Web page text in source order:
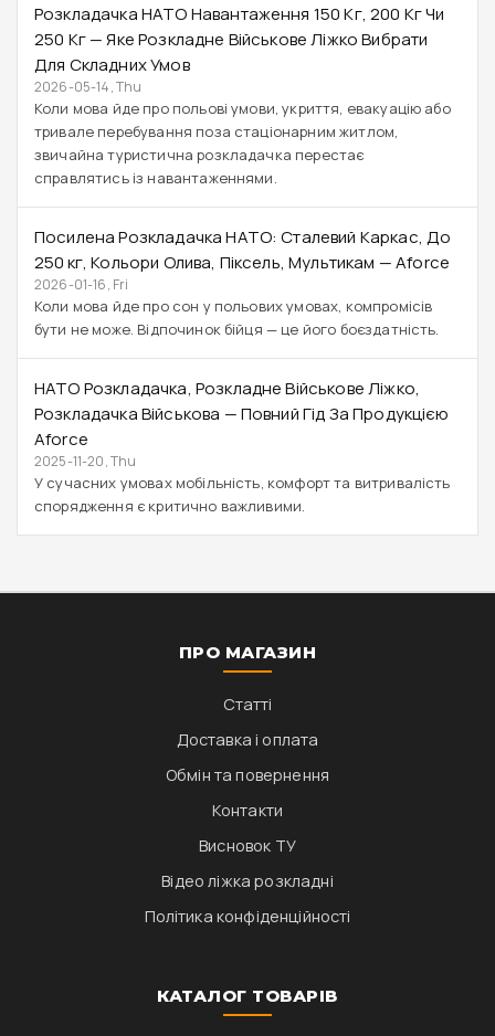
Розкладачка НАТО Навантаження 150 Кг, 200 Кг Чи
250 Кг — Яке Розкладне Військове Ліжко Вибрати
Для Складних Умов
2026-05-14, Thu
Коли мова йде про польові умови, укриття, евакуацію або
тривале перебування поза стаціонарним житлом,
звичайна туристична розкладачка перестає
справлятись із навантаженнями.
Посилена Розкладачка НАТО: Сталевий Каркас, До
250 Кг, Кольори Олива, Піксель, Мультикам — Aforce
2026-01-16, Fri
Коли мова йде про сон у польових умовах, компромісів
бути не може. Відпочинок бійця — це його боєздатність.
НАТО Розкладачка, Розкладне Військове Ліжко,
Розкладачка Військова — Повний Гід За Продукцією
Aforce
2025-11-20, Thu
У сучасних умовах мобільність, комфорт та витривалість
спорядження є критично важливими.
ПРО МАГАЗИН
Статті
Доставка і оплата
Обмін та повернення
Контакти
Висновок ТУ
Відео ліжка розкладні
Політика конфіденційності
КАТАЛОГ ТОВАРІВ